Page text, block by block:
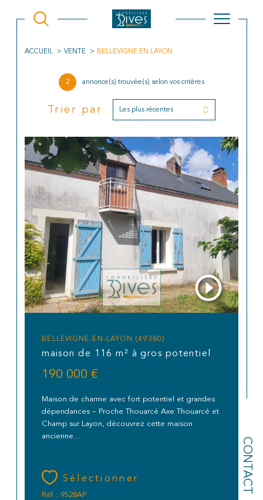
CONTACT
ACCUEIL VENTE BELLEVIGNE EN LAYON
2 annonce(s) trouvée(s) selon vos critères
Trier par Les plus récentes
BELLEVIGNE-EN-LAYON (49380)
maison de 116 m² à gros potentiel
190 000 €
Maison de charme avec fort potentiel et grandes
dépendances – Proche Thouarcé Axe Thouarcé et
Champ sur Layon, découvrez cette maison
ancienne...
Sélectionner
Réf : 9528AP